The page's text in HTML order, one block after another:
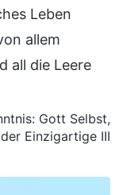
Leben
allem
all die Leere
Gott Selbst,
der Einzigartige III